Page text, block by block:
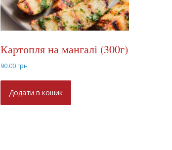
Картопля на мангалі (300г)
90.00 грн
Додати в кошик